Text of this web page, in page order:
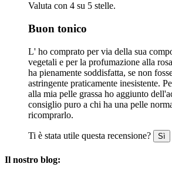
Valuta con 4 su 5 stelle.
Buon tonico
L' ho comprato per via della sua
vegetali e per la profumazione alla
ha pienamente soddisfatta, se non
astringente praticamente inesistente.
alla mia pelle grassa ho aggiunto
consiglio puro a chi ha una pelle
ricomprarlo.
Ti è stata utile questa recensione? Sì
Il nostro blog: